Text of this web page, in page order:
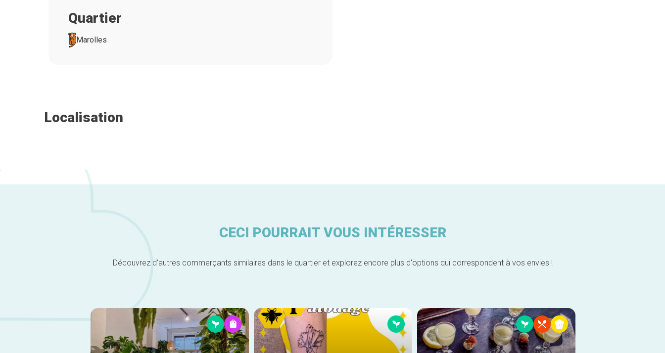
Quartier
Marolles
Localisation
CECI POURRAIT VOUS INTÉRESSER
Découvrez d'autres commerçants similaires dans le quartier et explorez encore plus d'options qui correspondent à vos envies !